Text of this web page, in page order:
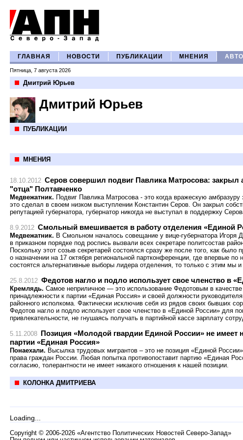
ГЛАВНАЯ НОВОСТИ ПУБЛИКАЦИИ МНЕНИЯ
Пятница, 7 августа 2026
Дмитрий Юрьев
Дмитрий Юрьев
ПУБЛИКАЦИИ
МНЕНИЯ
18.10.2012 Серов совершил подвиг Павлика Матросова: закрыл
"отца" Полтавченко
Медвежатник. Подвиг Павлика Матросова - это когда вражескую
это сделал в своем низком выступлении Константин Серов. Он закрыл
репутацией губернатора, губернатор никогда не выступал в поддержку
8.9.2012 Смольный вмешивается в работу отделения «Единой
Медвежатник. В Смольном началось совещание у вице-губернатора Игоря
в приказном порядке под роспись вызвали всех секретаре политсостав
Поскольку этот созыв секретарей состоялся сразу же после того, как было
о назначении на 17 октября региональной партконференции, где впервые
состоятся альтернативные выборы лидера отделения, то только с этим мы
25.8.2012 Федотов нагло и подло использует свое членство в
Кремлядь. Самое неприличное — это использование Федотовым в качестве
принадлежности к партии «Единая Россия» и своей должности
районного исполкома. Фактически исключив себя из рядов своих бывших
Федотов нагло и подло использует свое членство в «Единой России» для
привлекательности, не гнушаясь получать в партийной кассе зарплату
5.11.2008 Позиция «Молодой гвардии Единой России» не имеет
партии «Единая Россия»
Понаехали. Высылка трудовых мигрантов – это не позиция «Единой
права граждан России. Любая попытка противопоставит партию «Единая
согласию, толерантности не имеет никакого отношения к нашей позиции.
КОЛОНКА ДМИТРИЕВА
Loading...
Copyright © 2006-2026 «Агентство Политических Новостей Северо-Запад»